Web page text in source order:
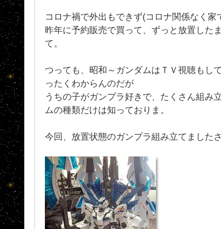
コロナ禍で外出もできず(コロナ関係なく
昨年に予約販売で買って、ずっと放置した
て。
つっても、昭和～ガンダムはＴＶ視聴もし
ったくわからんのだが
うちの子がガンプラ好きで、たくさん組み
ムの種類だけは知っておりま。
今回、放置状態のガンプラ組み立てました